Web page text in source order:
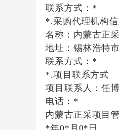
联系方式： *
*.采购代理机构
名称： 内蒙古正
地址： 锡林浩特
联系方式： *
*.项目联系方式
项目联系人：任
电话： *
内蒙古正采项目
*年0*月0*日